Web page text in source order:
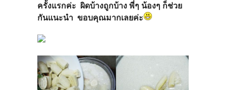
ครั้งแรกค่ะ ผิดบ้างถูกบ้าง พี่ๆ น้องๆ ก็ช่วย
กันแนะนำ ขอบคุณมากเลยค่ะ